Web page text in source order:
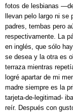
fotos de lesbianas
llevan pelo largo ni
padres, tembas pero
respectivamente. La
en inglés, que sólo
se desea y la otra es
terraza mientras
logré apartar de mi
madre siempre es la
tarjeta-de-legitimad-
reír. Después con